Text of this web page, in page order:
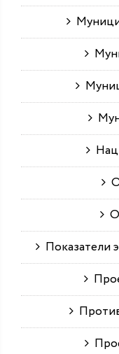
Показатели